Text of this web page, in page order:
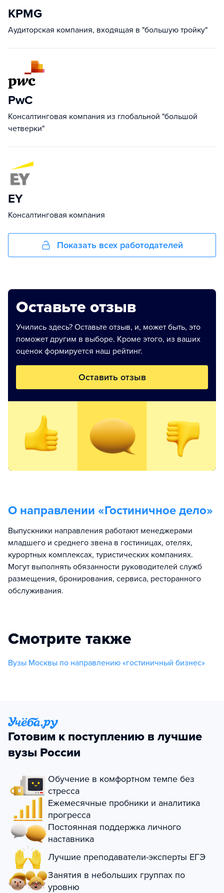
KPMG
Аудиторская компания, входящая в "большую тройку"
PwC
Консалтинговая компания из глобальной "большой
четверки"
EY
Консалтинговая компания
Показать всех работодателей
Оставьте отзыв
Учились здесь? Оставьте отзыв, и, может быть, это
поможет другим в выборе. Кроме этого, из ваших
оценок формируется наш рейтинг.
Оставить отзыв
О направлении «Гостиничное дело»
Выпускники направления работают менеджерами
младшего и среднего звена в гостиницах, отелях,
курортных комплексах, туристических компаниях.
Могут выполнять обязанности руководителей служб
размещения, бронирования, сервиса, ресторанного
обслуживания.
Смотрите также
Вузы Москвы по направлению «гостиничный бизнес»
Готовим к поступлению в лучшие
вузы России
Обучение в комфортном темпе без
стресса
Ежемесячные пробники и аналитика
прогресса
Постоянная поддержка личного
наставника
Лучшие преподаватели-эксперты ЕГЭ
Занятия в небольших группах по
уровню